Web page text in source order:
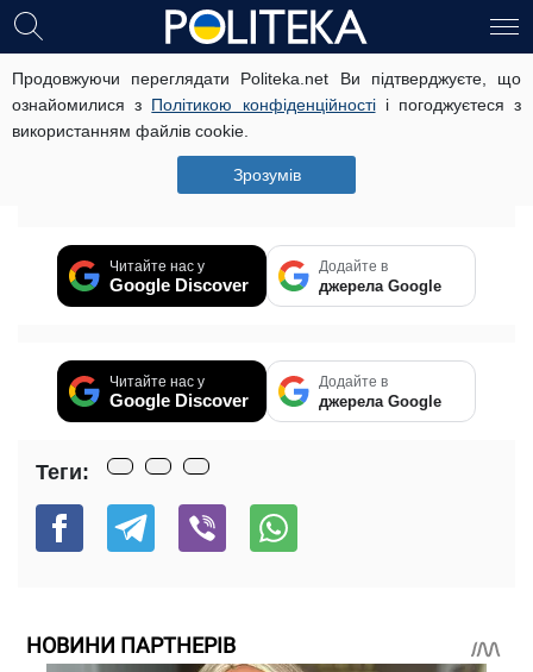
Продовжуючи переглядати Politeka.net Ви підтверджуєте, що
ознайомилися з Політикою конфіденційностіі погоджуєтеся з
використанням файлів cookie.
Зрозумів
В “ДНР” на гранате подорвались
отец и трое детей
Вибачте цей текст доступний тільки в “російська”.
Читайте нас у
Google Discover
Додайте в
джерела Google
Читайте нас у
Google Discover
Додайте в
джерела Google
Теги:
НОВИНИ ПАРТНЕРІВ